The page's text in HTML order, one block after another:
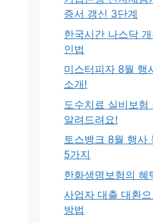
증서 갱신 3단계
한국시간 나스닥
인법
미스터피자 8월 행
소개!
도수치료 실비보
알려드려요!
토스뱅크 8월 행사
5가지
한화생명보험의 혜
사업자 대출 대환
방법